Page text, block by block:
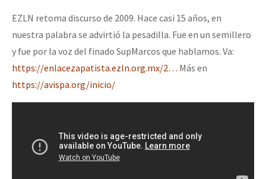
Fotorreportaje
Video
Otras secciones
Semillero Guerra contra la Humanidad. (Las poblaciones y
la naturaleza bajo asedio)
Medios Libres
[25 abr – CDMX] Tokín por el CNI: 30 años de Resistencia y
EZLN retoma discurso de 2009. Hace casi 15 años, en
nuestra palabra se advirtió la pesadilla. Fue en un semillero
y fue por la voz del finado SupMarcos que hablamos. Va:
https://enlacezapatista.ezln.org.mx/2… Más en
https://avispa.org/inicio/